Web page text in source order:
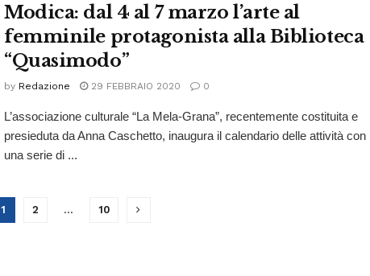
Modica: dal 4 al 7 marzo l’arte al
femminile protagonista alla Biblioteca
“Quasimodo”
by Redazione 29 FEBBRAIO 2020 0
L’associazione culturale “La Mela-Grana”, recentemente costituita e
presieduta da Anna Caschetto, inaugura il calendario delle attività con
una serie di ...
1 2 … 10